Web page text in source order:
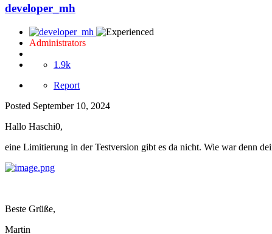
developer_mh
Administrators
1.9k
Report
Posted September 10, 2024
Hallo Haschi0,
eine Limitierung in der Testversion gibt es da nicht. Wie war denn
Beste Grüße,
Martin